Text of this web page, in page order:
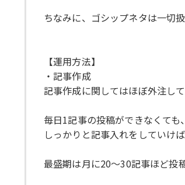
ちなみに、ゴシップネタは一切扱
【運用方法】
・記事作成
記事作成に関してはほぼ外注して
毎日1記事の投稿ができなくても
しっかりと記事入れをしていけ
最盛期は月に20～30記事ほど投